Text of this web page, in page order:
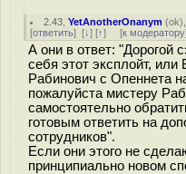
2.43 ,YetAnotherOnanym (ok
[ответить] [↓] [↑] [к модератору
А они в ответ: "Дорогой
себя этот эксплойт, или
Рабинович с Опеннета
пожалуйста мистеру
самостоятельно
готовым ответить на
сотрудников".
Если они этого не
принципиально новом